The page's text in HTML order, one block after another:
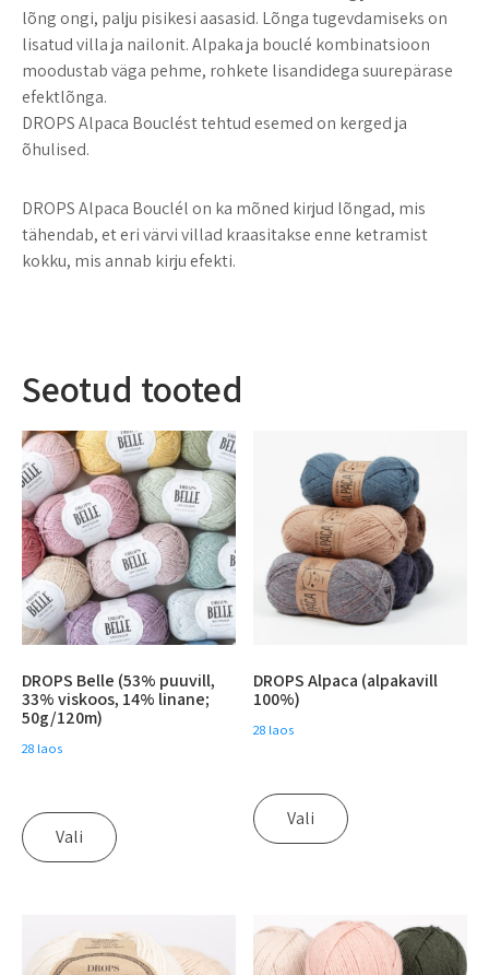
lõng ongi, palju pisikesi aasasid. Lõnga tugevdamiseks on
lisatud villa ja nailonit. Alpaka ja bouclé kombinatsioon
moodustab väga pehme, rohkete lisandidega suurepärase
efektlõnga.
DROPS Alpaca Bouclést tehtud esemed on kerged ja
õhulised.
DROPS Alpaca Bouclél on ka mõned kirjud lõngad, mis
tähendab, et eri värvi villad kraasitakse enne ketramist
kokku, mis annab kirju efekti.
Seotud tooted
DROPS Belle (53% puuvill,
33% viskoos, 14% linane;
50g/120m)
28 laos
Vali
DROPS Alpaca (alpakavill
100%)
28 laos
Vali